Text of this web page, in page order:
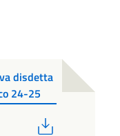
disdetta
24-25